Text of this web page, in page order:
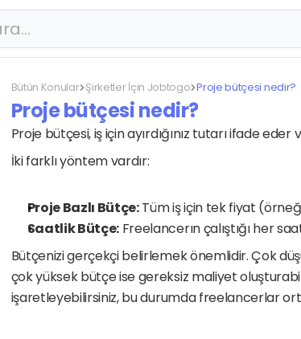
Bütün Konular Şirketler İçin Jobtogo Proje bütçesi nedir?
Proje bütçesi nedir?
Proje bütçesi, iş için ayırdığınız tutarı ifade
İki farklı yöntem vardır:
Proje Bazlı Bütçe: Tüm iş için tek fiyat
Saatlik Bütçe: Freelancerın çalıştığı her
Bütçenizi gerçekçi belirlemek önemlidir. Çok
çok yüksek bütçe ise gereksiz maliyet
işaretleyebilirsiniz, bu durumda freelancerlar